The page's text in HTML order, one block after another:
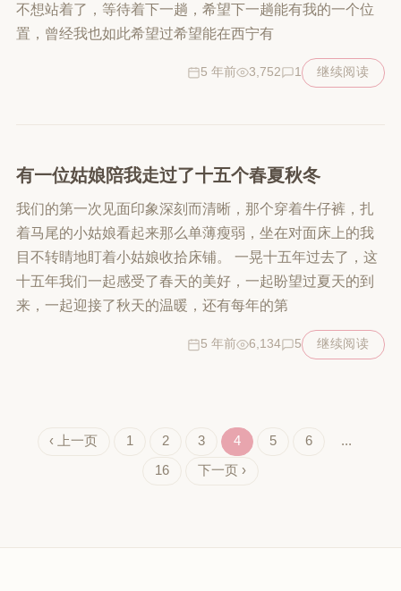
不想站着了，等待着下一趟，希望下一趟能有我的一个位
置，曾经我也如此希望过希望能在西宁有
5 年前 3,752 1 继续阅读
有一位姑娘陪我走过了十五个春夏秋冬
我们的第一次见面印象深刻而清晰，那个穿着牛仔裤，扎
着马尾的小姑娘看起来那么单薄瘦弱，坐在对面床上的我
目不转睛地盯着小姑娘收拾床铺。 一晃十五年过去了，这
十五年我们一起感受了春天的美好，一起盼望过夏天的到
来，一起迎接了秋天的温暖，还有每年的第
5 年前 6,134 5 继续阅读
‹ 上一页 1 2 3 4 5 6 ...
16 下一页 ›